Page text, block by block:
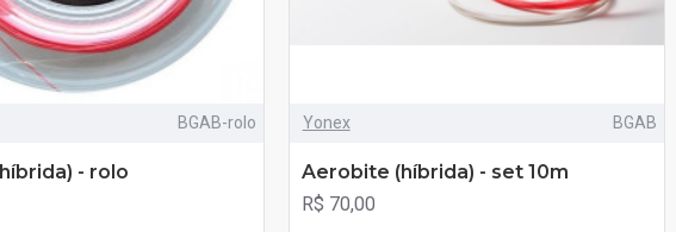
BGAB-rolo
- rolo
Yonex BGAB
Aerobite (híbrida) - set 10m
R$ 70,00